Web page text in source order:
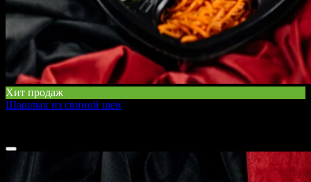
Хит продаж
Шашлык из свиной шеи